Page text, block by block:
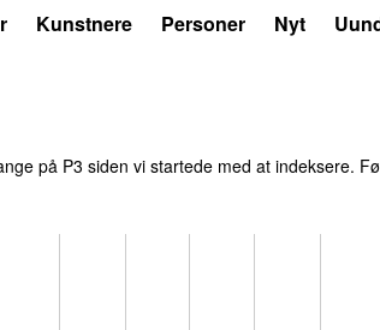
Kunstnere Personer Nyt
på P3 siden vi startede med at indeksere.